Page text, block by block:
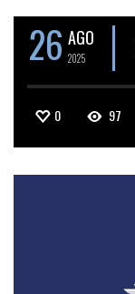
26 AGO
2025
0 97